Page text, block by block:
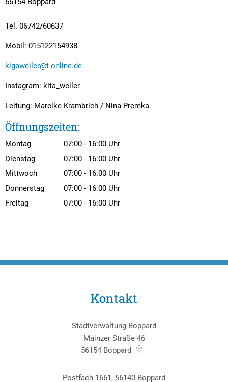
Tel. 06742/60637
Mobil: 015122154938
kigaweiler@t-online.de
Instagram: kita_weiler
Leitung: Mareike Krambrich / Nina Premka
Öffnungszeiten:
Montag 07:00 - 16:00 Uhr
Von 07:00 bis 16:00 Uhr
Dienstag 07:00 - 16:00 Uhr
Von 07:00 bis 16:00 Uhr
Mittwoch 07:00 - 16:00 Uhr
Von 07:00 bis 16:00 Uhr
Donnerstag 07:00 - 16:00 Uhr
Von 07:00 bis 16:00 Uhr
Freitag 07:00 - 16:00 Uhr
Kontakt
Stadtverwaltung Boppard
Mainzer Straße 46
56154 Boppard
Postfach 1661, 56140 Boppard